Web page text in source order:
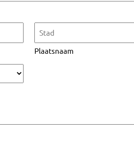
Plaatsnaam